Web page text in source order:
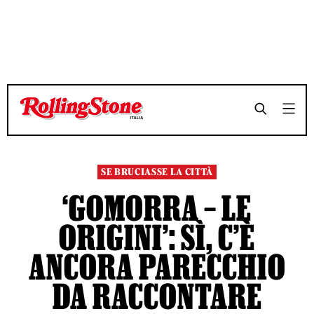
TEMPO DI LETTURA 7 MINUTI SHARE
TEMPO DI LETTURA 7 MINUTI SHARE
SE BRUCIASSE LA CITTÀ
‘GOMORRA – LE
ORIGINI’: SÌ, C’È
ANCORA PARECCHIO
DA RACCONTARE